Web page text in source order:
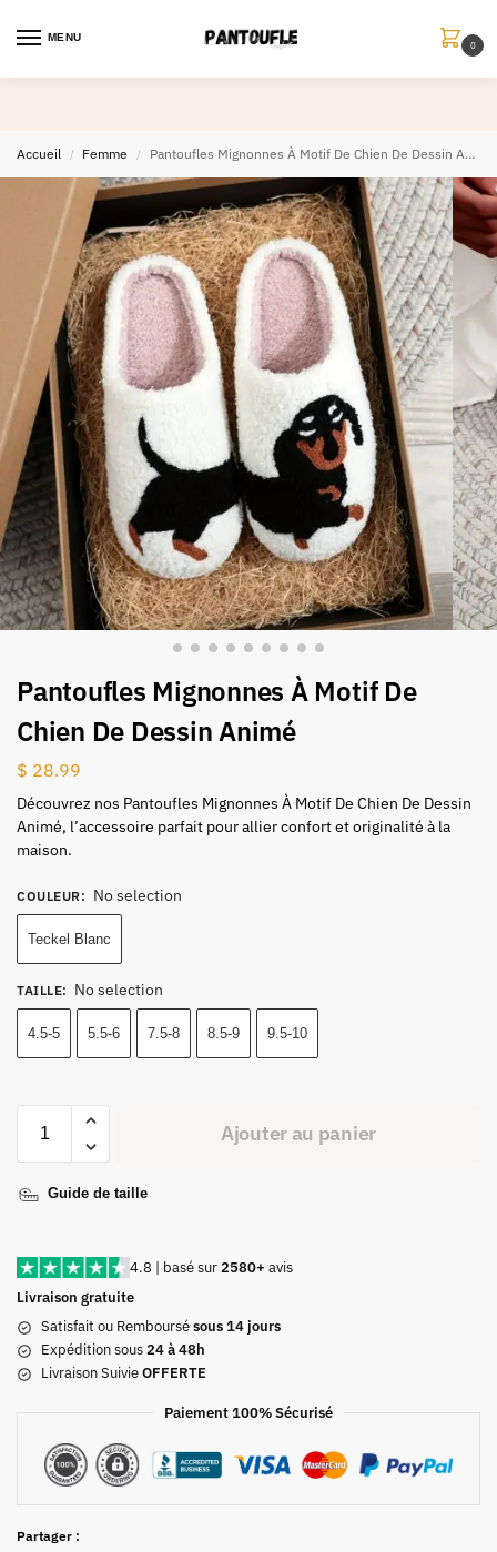
MENU
0
Accueil / Femme / Pantoufles Mignonnes À Motif De Chien De Dessin Animé
Pantoufles Mignonnes À Motif De
Chien De Dessin Animé
$ 28.99
Découvrez nos Pantoufles Mignonnes À Motif De Chien De Dessin
Animé, l’accessoire parfait pour allier confort et originalité à la
maison.
COULEUR: No selection
Teckel Blanc
TAILLE: No selection
4.5-5 5.5-6 7.5-8 8.5-9 9.5-10
Ajouter au panier
Guide de taille
4.8 | basé sur2580+ avis
Livraison gratuite
Satisfait ou Remboursésous 14 jours
Expédition sous24 à 48h
Livraison SuivieOFFERTE
Paiement 100% Sécurisé
Partager :